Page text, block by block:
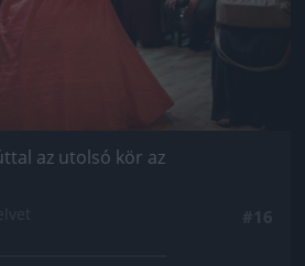
az utolsó kör az